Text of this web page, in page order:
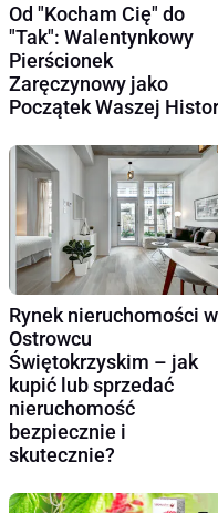
Od "Kocham Cię" do
"Tak": Walentynkowy
Pierścionek
Zaręczynowy jako
Początek Waszej
Rynek nieruchomości w
Ostrowcu
Świętokrzyskim – jak
kupić lub sprzedać
nieruchomość
bezpiecznie i
skutecznie?